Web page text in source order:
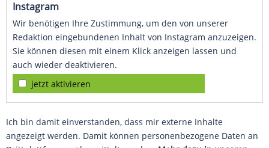
Instagram
Wir benötigen Ihre Zustimmung, um den von unserer
Redaktion eingebundenen Inhalt von Instagram anzuzeigen.
Sie können diesen mit einem Klick anzeigen lassen und
auch wieder deaktivieren.
jetzt aktivieren
Ich bin damit einverstanden, dass mir externe Inhalte
angezeigt werden. Damit können personenbezogene Daten an